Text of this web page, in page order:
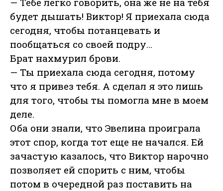
будет дышать! Виктор! Я приехала сюда
сегодня, чтобы потанцевать и
пообщаться со своей подру…
Брат нахмурил брови.
— Ты приехала сюда сегодня, потому
что я привез тебя. А сделал я это лишь
для того, чтобы ты помогла мне в моем
деле.
Оба они знали, что Эвелина проиграла
этот спор, когда тот еще не начался. Ей
зачастую казалось, что Виктор нарочно
позволяет ей спорить с ним, чтобы
потом в очередной раз поставить на